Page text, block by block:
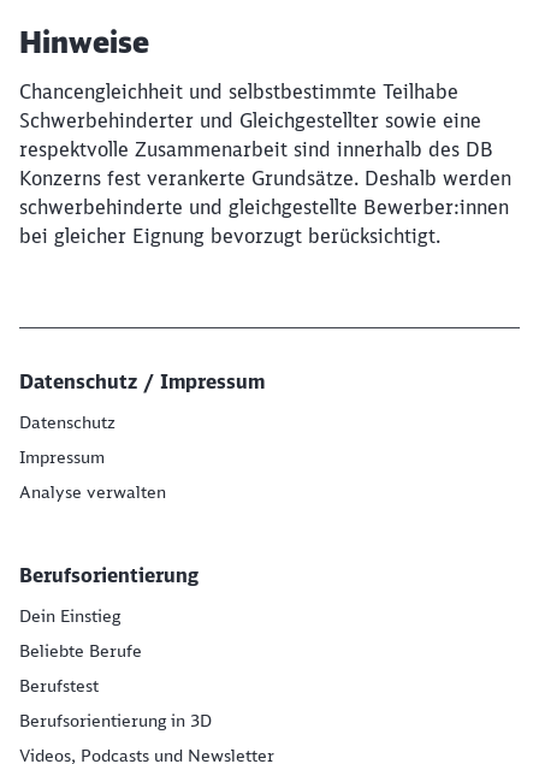
Hinweise
Chancengleichheit und selbstbestimmte Teilhabe
Schwerbehinderter und Gleichgestellter sowie eine
respektvolle Zusammenarbeit sind innerhalb des DB
Konzerns fest verankerte Grundsätze. Deshalb werden
schwerbehinderte und gleichgestellte Bewerber:innen
bei gleicher Eignung bevorzugt berücksichtigt.
Datenschutz / Impressum
Datenschutz
Impressum
Analyse verwalten
Berufsorientierung
Dein Einstieg
Beliebte Berufe
Berufstest
Berufsorientierung in 3D
Videos, Podcasts und Newsletter